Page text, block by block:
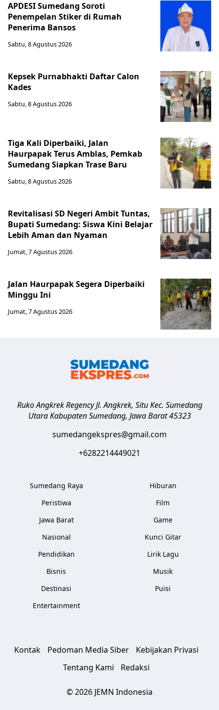
APDESI Sumedang Soroti
Penempelan Stiker di Rumah
Penerima Bansos
Sabtu, 8 Agustus 2026
Kepsek Purnabhakti Daftar Calon
Kades
Sabtu, 8 Agustus 2026
Tiga Kali Diperbaiki, Jalan
Haurpapak Terus Amblas, Pemkab
Sumedang Siapkan Trase Baru
Sabtu, 8 Agustus 2026
Revitalisasi SD Negeri Ambit Tuntas,
Bupati Sumedang: Siswa Kini Belajar
Lebih Aman dan Nyaman
Jumat, 7 Agustus 2026
Jalan Haurpapak Segera Diperbaiki
Minggu Ini
Jumat, 7 Agustus 2026
Ruko Angkrek Regency Jl. Angkrek, Situ Kec. Sumedang
Utara Kabupaten Sumedang, Jawa Barat 45323
sumedangekspres@gmail.com
+6282214449021
Sumedang Raya
Peristiwa
Jawa Barat
Nasional
Pendidikan
Bisnis
Destinasi
Entertainment
Hiburan
Film
Game
Kunci Gitar
Lirik Lagu
Musik
Puisi
Kontak Pedoman Media Siber
Kebijakan Privasi
Tentang Kami
Redaksi
© 2026 JEMN Indonesia